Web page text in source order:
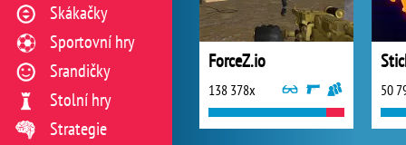
ForceZ.io
138 378x 50
Skákačky
Sportovní hry
Srandičky
Stolní hry
Strategie